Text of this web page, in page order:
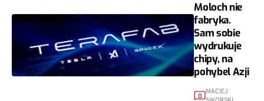
Moloch nie
fabryka.
Sam sobie
wydrukuje
chipy, na
pohybel Azji
0
MACIEJ